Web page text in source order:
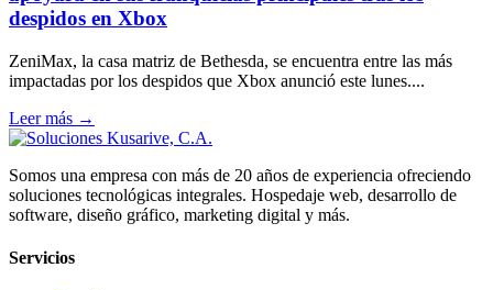
despidos en Xbox
ZeniMax, la casa matriz de Bethesda, se encuentra entre las más
impactadas por los despidos que Xbox anunció este lunes....
Leer más →
Somos una empresa con más de 20 años de experiencia ofreciendo
soluciones tecnológicas integrales. Hospedaje web, desarrollo de
software, diseño gráfico, marketing digital y más.
Servicios